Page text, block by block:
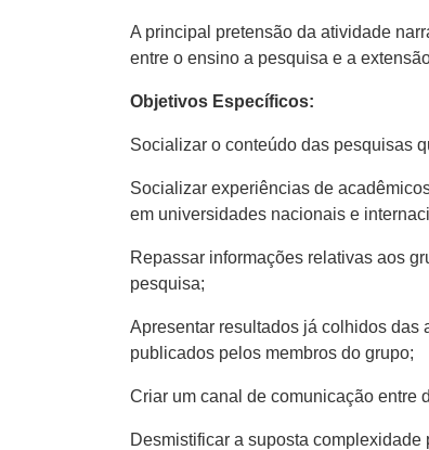
A principal pretensão da atividade
entre o ensino a pesquisa e a
Objetivos Específicos:
Socializar o conteúdo das pesquisas
Socializar experiências de
em universidades nacionais e
Repassar informações relativas aos
pesquisa;
Apresentar resultados já colhidos das
publicados pelos membros do grupo;
Criar um canal de comunicação entre
Desmistificar a suposta